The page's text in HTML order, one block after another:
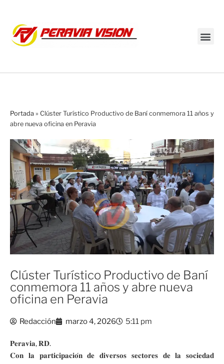
Portada » Clúster Turístico Productivo de Baní conmemora 11 años y
abre nueva oficina en Peravia
Clúster Turístico Productivo de Baní
conmemora 11 años y abre nueva
oficina en Peravia
Redacción marzo 4, 2026 5:11 pm
𝐏𝐞𝐫𝐚𝐯𝐢𝐚, 𝐑𝐃.
𝐂𝐨𝐧 𝐥𝐚 𝐩𝐚𝐫𝐭𝐢𝐜𝐢𝐩𝐚𝐜𝐢𝐨́𝐧 𝐝𝐞 𝐝𝐢𝐯𝐞𝐫𝐬𝐨𝐬 𝐬𝐞𝐜𝐭𝐨𝐫𝐞𝐬 𝐝𝐞 𝐥𝐚 𝐬𝐨𝐜𝐢𝐞𝐝𝐚𝐝